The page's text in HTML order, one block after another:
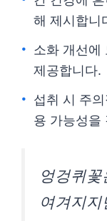
해 제시합니
소화 개선에
제공합니다.
섭취 시 주
용 가능성을
엉겅퀴
여겨지